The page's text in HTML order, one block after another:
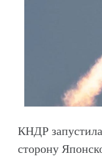
КНДР
сторону